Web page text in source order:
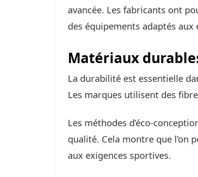
avancée. Les fabricants ont
des équipements adaptés
Matériaux
La durabilité est essentielle
Les marques utilisent des
Les méthodes d’éco-
qualité. Cela montre que l’on
aux exigences sportives.